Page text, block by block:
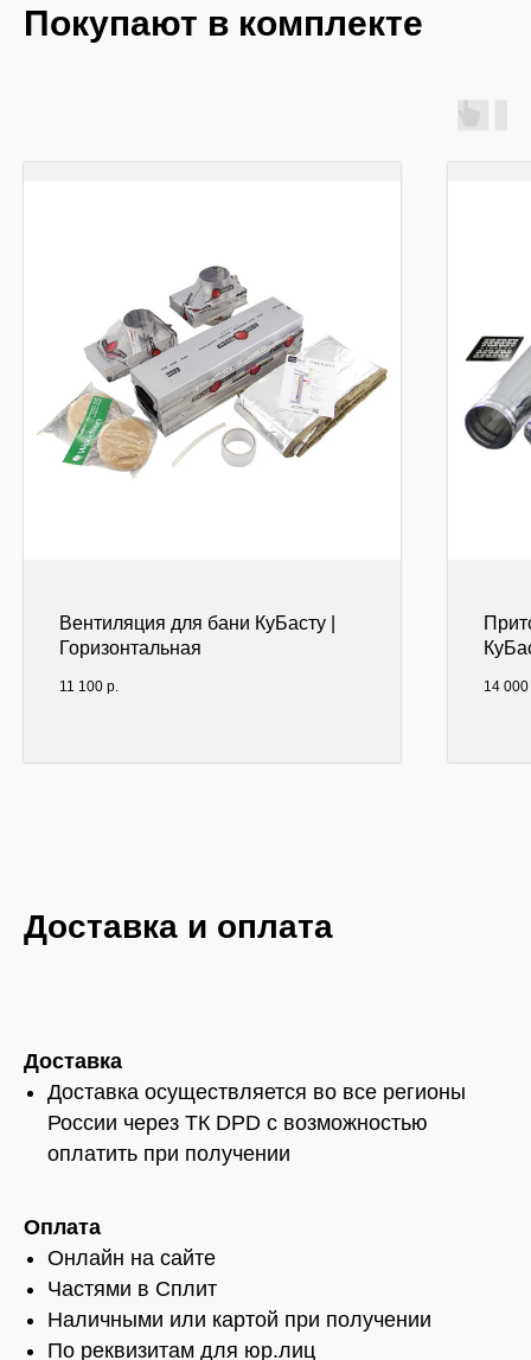
Покупают в комплекте
Вентиляция для бани КуБасту |
Горизонтальная
11 100 р. 14 000
Доставка и оплата
Доставка
Доставка осуществляется во все регионы
России через ТК DPD с возможностью
оплатить при получении
Оплата
Онлайн на сайте
Частями в Сплит
Наличными или картой при получении
По реквизитам для юр.лиц